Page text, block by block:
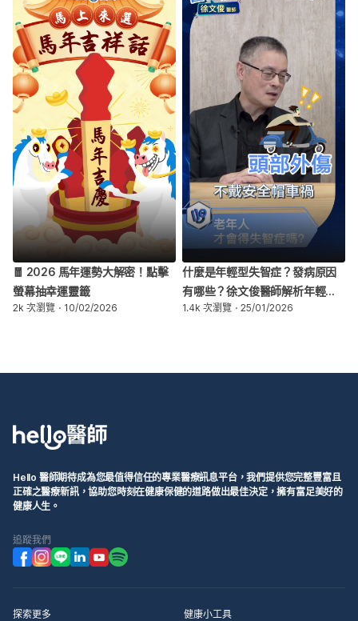
🧧 2026 馬年運勢大解密！點擊
螢幕抽幸運靈籤
2k 次瀏覽 10/02/2026
什麼是年輕型失智症？發病原因
有哪些？徐文俊醫師解析年輕型
失智三大成因
1.4k 次瀏覽 25/01/2026
Hello 醫師期待成為您最值得信任的專業醫療訊息平台，我們提供您完整豐富且
正確之醫療新訊，協助您時刻在健康保健的道路做出最佳決定，擁有富足美好的
健康人生。
追蹤我們
探索更多 健康小工具